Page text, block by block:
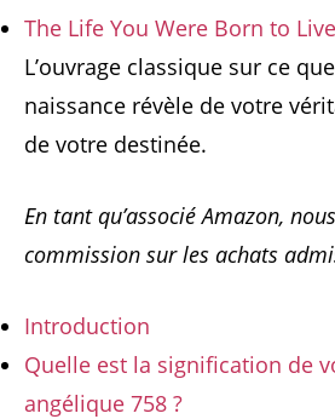
The Life You Were Born to
L’ouvrage classique sur ce
naissance révèle de votre
de votre destinée.
En tant qu’associé Amazon,
commission sur les achats
Introduction
Quelle est la signification de
angélique 758 ?